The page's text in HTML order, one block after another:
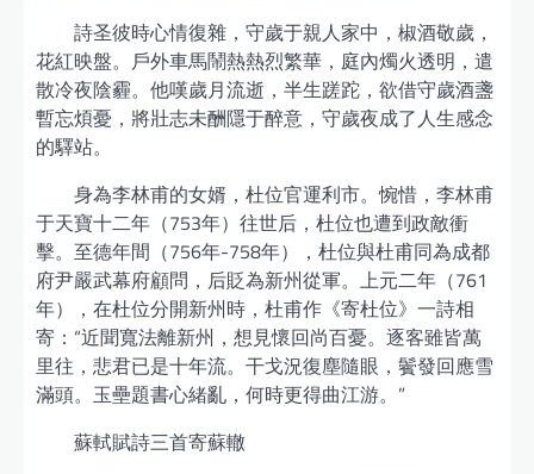
詩圣彼時心情復雜，守歲于親人家中，椒酒敬歲，
花紅映盤。戶外車馬鬧熱熱烈繁華，庭內燭火透明，遣
散冷夜陰霾。他嘆歲月流逝，半生蹉跎，欲借守歲酒盞
暫忘煩憂，將壯志未酬隱于醉意，守歲夜成了人生感念
的驛站。
身為李林甫的女婿，杜位官運利市。惋惜，李林甫
于天寶十二年（753年）往世后，杜位也遭到政敵衝
擊。至德年間（756年-758年），杜位與杜甫同為成都
府尹嚴武幕府顧問，后貶為新州從軍。上元二年（761
年），在杜位分開新州時，杜甫作《寄杜位》一詩相
寄：“近聞寬法離新州，想見懷回尚百憂。逐客雖皆萬
里往，悲君已是十年流。干戈況復塵隨眼，鬢發回應雪
滿頭。玉壘題書心緒亂，何時更得曲江游。”
蘇軾賦詩三首寄蘇轍